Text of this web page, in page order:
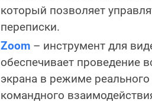
который позволяет
переписки.
Zoom – инструмент для
обеспечивает проведение
экрана в режиме
командного